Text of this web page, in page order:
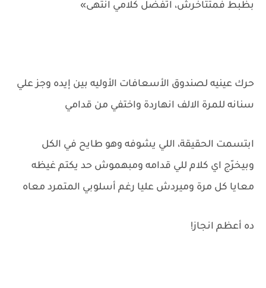
بظبط فمتتاخرش، اتفضل كلامي انتهى»
حرك عينيه لصندوق الأسعافات الأوليه بين إيده وجز علي
سنانه للمرة الالف انهاردة واختفي من قدامي
ابتسمت الحقيقة، اللي يشوفه وهو طايح في الكل
وبيخرّج اي كلام للي قدامه ومبهموش حد يكتم غيظه
معايا كل مرة وميردش عليا رغم أسلوبي المتمرد معاه
ده أعظم انجاز!